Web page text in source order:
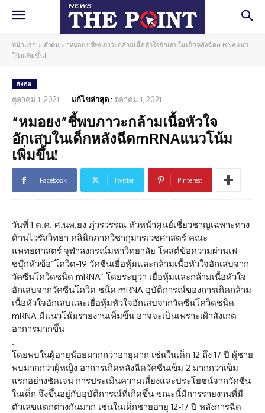
หน้าแรก สังคม
"หมอยง"ชี้พบภาวะกล้ามเนื้อหัวใจอักเสบในเด็กหลังฉีดmRNAแนว
โน้มเพิ่มขึ้น!
สังคม
ตุลาคม 1, 2021 แก้ไขล่าสุด : ตุลาคม 1, 2021
“หมอยง”ชี้พบภาวะกล้ามเนื้อหัวใจ
อักเสบในเด็กหลังฉีดmRNAแนวโน้ม
เพิ่มขึ้น!
Facebook Twitter Pinterest
วันที่ 1 ต.ค. ศ.นพ.ยง ภู่วรวรรณ หัวหน้าศูนย์เชี่ยวชาญเฉพาะทาง
ด้านไวรัสวิทยา คลินิกภาควิชากุมารเวชศาสตร์ คณะ
แพทยศาสตร์ จุฬาลงกรณ์มหาวิทยาลัย โพสต์ข้อความผ่านเฟ
ซบุ๊กหัวข้อ”โควิด-19 วัคซีนเยื่อหุ้มและกล้ามเนื้อหัวใจอักเสบจาก
วัคซีนโควิดชนิด mRNA” โดยระบุว่า เยื่อหุ้มและกล้ามเนื้อหัวใจ
อักเสบจากวัคซีนโควิด ชนิด mRNA อุบัติการณ์ของการเกิดกล้าม
เนื้อหัวใจอักเสบและเยื่อหุ้มหัวใจอักเสบจากวัคซีนโควิดชนิด
mRNA มีแนวโน้มรายงานเพิ่มขึ้น อาจจะเป็นเพราะเฝ้าสังเกต
อาการมากขึ้น
.
โดยพบในผู้อายุน้อยมากกว่าอายุมาก เช่นในเด็ก 12 ถึง 17 ปี ผู้ชาย
พบมากกว่าผู้หญิง อาการเกิดหลังฉีดวัคซีนเข็ม 2 มากกว่าเข็ม
แรกอย่างชัดเจน การประเมินความเสี่ยงและประโยชน์จากวัคซีน
ในเด็ก จึงขึ้นอยู่กับอุบัติการณ์ที่เกิดขึ้น ขณะนี้มีการรายงานที่มี
ตัวเลขแตกต่างกันมาก เช่นในเด็กชายอายุ 12-17 ปี หลังการฉีด